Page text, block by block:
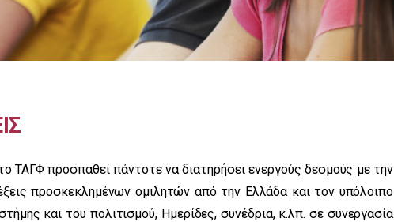
ΤΑΓΦ προσπαθεί πάντοτε να διατηρήσει ενεργούς δεσμούς με την
προσκεκλημένων ομιλητών από την Ελλάδα και τον υπόλοιπο
και του πολιτισμού, Ημερίδες, συνέδρια, κ.λπ. σε συνεργασία